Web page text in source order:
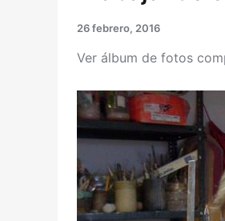
26 febrero, 2016
Ver álbum de fotos